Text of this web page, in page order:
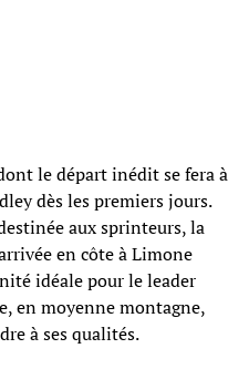
le départ inédit se fera à
dès les premiers jours.
aux sprinteurs, la
en côte à Limone
idéale pour le leader
en moyenne montagne,
à ses qualités.